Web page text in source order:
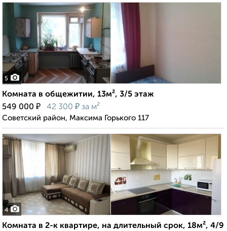
5
Комната в общежитии, 13м², 3/5 этаж
549 000 ₽ 42 300 ₽ за м²
Советский район, Максима Горького 117
4
Комната в 2-к квартире, на длительный срок, 18м², 4/9